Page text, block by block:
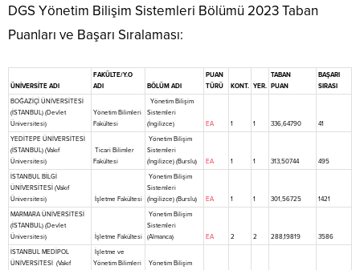
DGS Yönetim Bilişim Sistemleri Bölümü 2023 Taban
Puanları ve Başarı Sıralaması:
ÜNİVERSİTE ADI
FAKÜLTE/Y.O
ADI
BÖLÜM ADI
PUAN
TÜRÜ
KONT. YER.
TABAN
PUAN
BAŞARI
SIRASI
BOĞAZİÇİ ÜNİVERSİTESİ
(İSTANBUL) (Devlet
Üniversitesi)
Yönetim Bilimleri
Fakültesi
Yönetim Bilişim
Sistemleri
(İngilizce)
EA 1 1 336,64790 41
YEDİTEPE ÜNİVERSİTESİ
(İSTANBUL) (Vakıf
Üniversitesi)
Ticari Bilimler
Fakültesi
Yönetim Bilişim
Sistemleri
(İngilizce) (Burslu)
EA 1 1 313,50744 495
İSTANBUL BİLGİ
ÜNİVERSİTESİ (Vakıf
Üniversitesi)
İşletme Fakültesi
Yönetim Bilişim
Sistemleri
(İngilizce) (Burslu)
EA 1 1 301,56725 1421
MARMARA ÜNİVERSİTESİ
(İSTANBUL) (Devlet
Üniversitesi)
İşletme Fakültesi
Yönetim Bilişim
Sistemleri
(Almanca)
EA 2 2 288,19819 3586
İSTANBUL MEDİPOL
ÜNİVERSİTESİ (Vakıf
İşletme ve
Yönetim Bilimleri
Yönetim Bilişim